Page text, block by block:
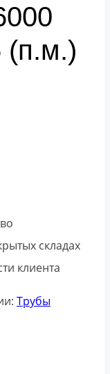
(п.м.)
складах
клиента
Трубы